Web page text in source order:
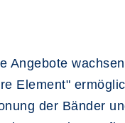
Angebote
Element"
der Bänder